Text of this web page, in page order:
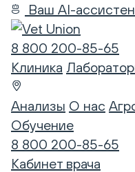
Ваш AI-
8 800 200-85-65
Клиника
Анализы О нас
Обучение
8 800 200-85-65
Кабинет врача